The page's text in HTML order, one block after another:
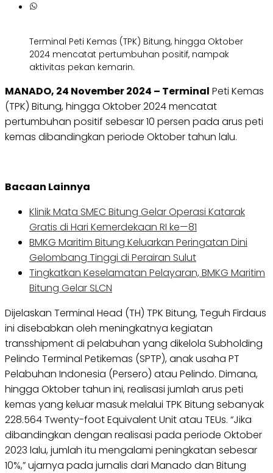
Terminal Peti Kemas (TPK) Bitung, hingga Oktober
2024 mencatat pertumbuhan positif, nampak
aktivitas pekan kemarin.
MANADO, 24 November 2024 – Terminal Peti Kemas
(TPK) Bitung, hingga Oktober 2024 mencatat
pertumbuhan positif sebesar 10 persen pada arus peti
kemas dibandingkan periode Oktober tahun lalu.
Bacaan Lainnya
Klinik Mata SMEC Bitung Gelar Operasi Katarak
Gratis di Hari Kemerdekaan RI ke—81
BMKG Maritim Bitung Keluarkan Peringatan Dini
Gelombang Tinggi di Perairan Sulut
Tingkatkan Keselamatan Pelayaran, BMKG Maritim
Bitung Gelar SLCN
Dijelaskan Terminal Head (TH) TPK Bitung, Teguh Firdaus
ini disebabkan oleh meningkatnya kegiatan
transshipment di pelabuhan yang dikelola Subholding
Pelindo Terminal Petikemas (SPTP), anak usaha PT
Pelabuhan Indonesia (Persero) atau Pelindo. Dimana,
hingga Oktober tahun ini, realisasi jumlah arus peti
kemas yang keluar masuk melalui TPK Bitung sebanyak
228.564 Twenty-foot Equivalent Unit atau TEUs. “Jika
dibandingkan dengan realisasi pada periode Oktober
2023 lalu, jumlah itu mengalami peningkatan sebesar
10%,” ujarnya pada jurnalis dari Manado dan Bitung